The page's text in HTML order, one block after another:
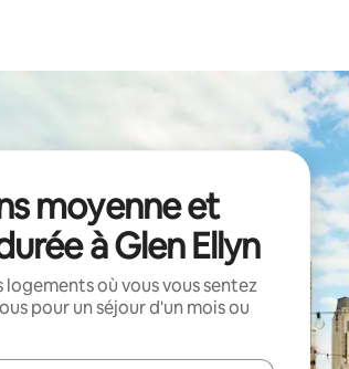
moyenne et
à Glen Ellyn
logements où vous vous sentez
pour un séjour d'un mois ou